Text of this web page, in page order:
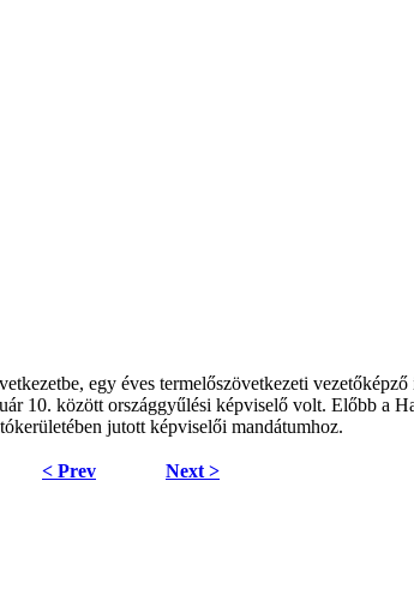
egy éves termelőszövetkezeti
10. között országgyűlési képviselő volt. Előbb a
jutott képviselői mandátumhoz.
< Prev Next >